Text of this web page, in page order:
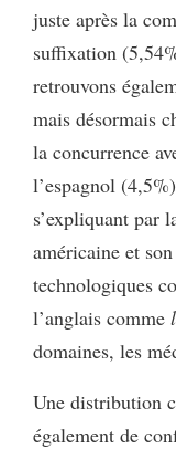
juste après la
suffixation
retrouvons
mais désormais
la concurrence
l’espagnol
s’expliquant par
américaine et
technologiques
l’anglais comme
domaines, les
Une distribution
également de